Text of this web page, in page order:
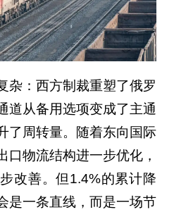
杂：西方制裁重塑了俄罗
道从备用选项变成了主通
了周转量。随着东向国际
口物流结构进一步优化，
改善。但1.4%的累计降
是一条直线，而是一场节